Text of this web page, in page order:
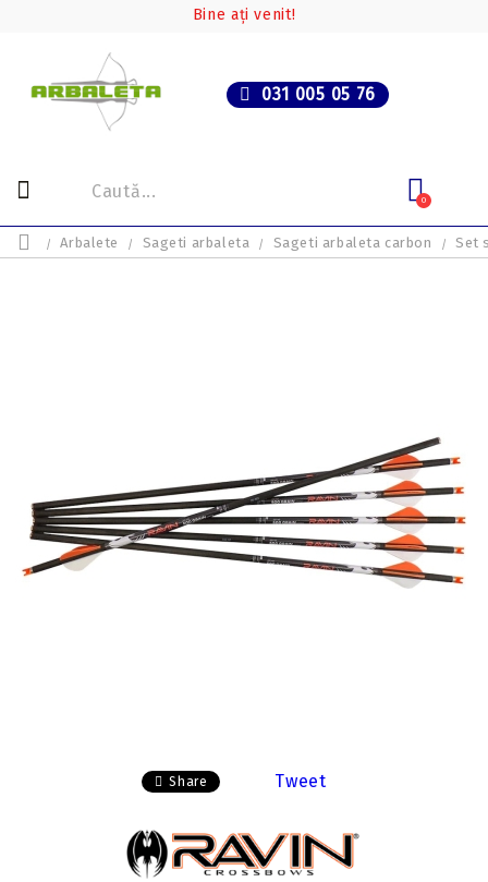
Bine ați venit!
031 005 05 76
0
Arbalete Sageti arbaleta Sageti arbaleta carbon Set
Share Tweet